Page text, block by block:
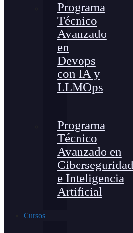
Programa
Técnico
Avanzado
en
Devops
con IA y
LLMOps
Programa
Técnico
Avanzado en
Ciberseguridad
e Inteligencia
Artificial
Cursos